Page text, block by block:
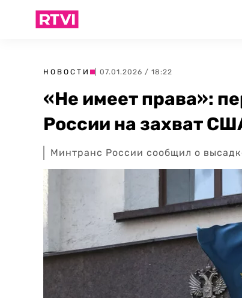
НОВОСТИ | 07.01.2026 / 18:22
«Не имеет права»:
России на захват
Минтранс России сообщил о